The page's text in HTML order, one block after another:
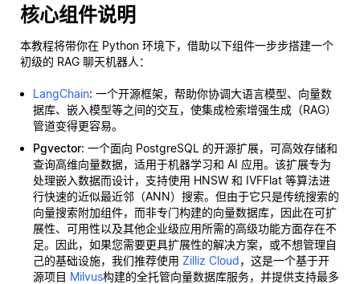
核心组件说明
本教程将带你在 Python 环境下，借助以下组件一步步搭建一个
初级的 RAG 聊天机器人：
LangChain: 一个开源框架，帮助你协调大语言模型、向量数
据库、嵌入模型等之间的交互，使集成检索增强生成（RAG）
管道变得更容易。
Pgvector: 一个面向 PostgreSQL 的开源扩展，可高效存储和
查询高维向量数据，适用于机器学习和 AI 应用。该扩展专为
处理嵌入数据而设计，支持使用 HNSW 和 IVFFlat 等算法进
行快速的近似最近邻（ANN）搜索。但由于它只是传统搜索的
向量搜索附加组件，而非专门构建的向量数据库，因此在可扩
展性、可用性以及其他企业级应用所需的高级功能方面存在不
足。因此，如果您需要更具扩展性的解决方案，或不想管理自
己的基础设施，我们推荐使用 Zilliz Cloud，这是一个基于开
源项目 Milvus构建的全托管向量数据库服务，并提供支持最多